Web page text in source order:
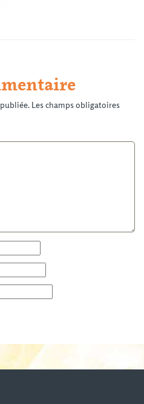
Les champs obligatoires